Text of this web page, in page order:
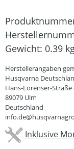
Gewicht: 0.39
Herstellerangaben
Husqvarna
Hans-Lorenser-Straße
89079 Ulm
Deutschland
Inklusive